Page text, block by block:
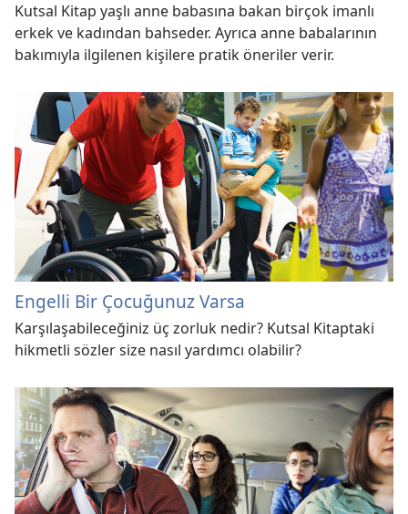
Kutsal Kitap yaşlı anne babasına bakan birçok imanlı
erkek ve kadından bahseder. Ayrıca anne babalarının
bakımıyla ilgilenen kişilere pratik öneriler verir.
Engelli Bir Çocuğunuz Varsa
Karşılaşabileceğiniz üç zorluk nedir? Kutsal Kitaptaki
hikmetli sözler size nasıl yardımcı olabilir?